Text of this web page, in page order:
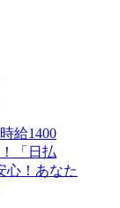
給1400
「日払
心！あなた